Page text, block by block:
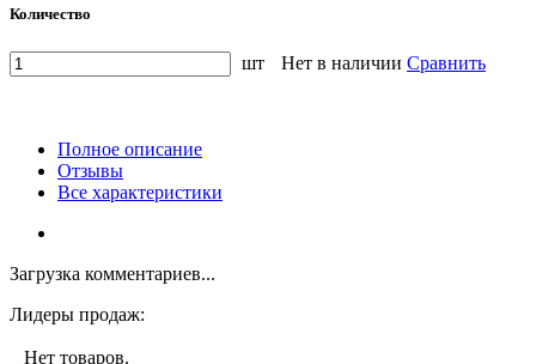
Количество
шт Нет в наличии Сравнить
Полное описание
Отзывы
Все характеристики
Загрузка комментариев...
Лидеры продаж:
Нет товаров.